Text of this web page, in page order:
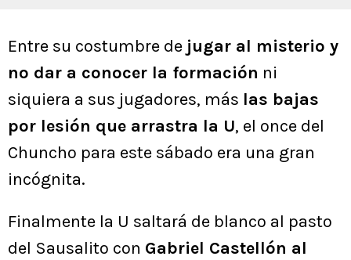
Entre su costumbre de jugar al misterio y
no dar a conocer la formación ni
siquiera a sus jugadores, más las bajas
por lesión que arrastra la U, el once del
Chuncho para este sábado era una gran
incógnita.
Finalmente la U saltará de blanco al pasto
del Sausalito con Gabriel Castellón al